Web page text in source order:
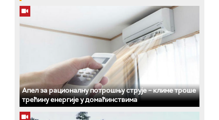
Апел за рационалну потрошњу струје – климе троше
трећину енергије у домаћинствима